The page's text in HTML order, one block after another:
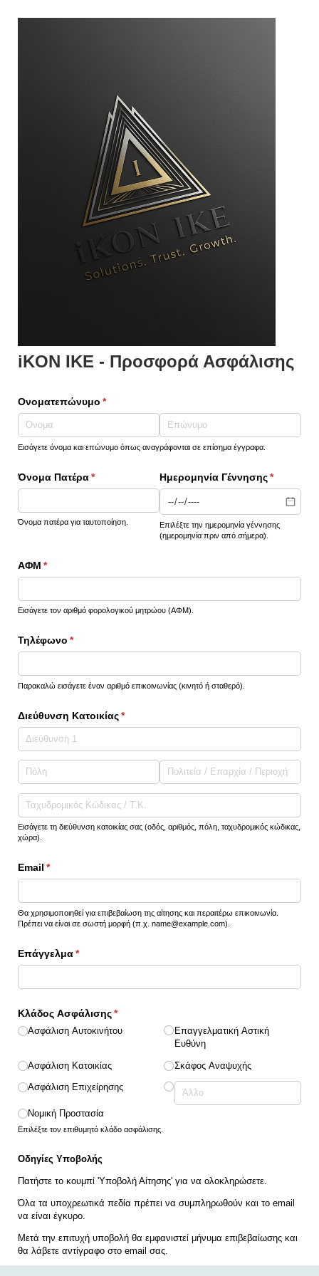
iKON IKE - Προσφορά Ασφάλισης
Ονοματεπώνυμο *
(υποχρεωτικό)
Εισάγετε όνομα και επώνυμο όπως αναγράφονται σε επίσημα έγγραφα.
Όνομα Πατέρα*
(υποχρεωτικό)
Όνομα πατέρα για ταυτοποίηση.
Ημερομηνία Γέννησης*
Επιλέξτε την ημερομηνία γέννησης
(ημερομηνία πριν από σήμερα).
ΑΦΜ *
(υποχρεωτικό)
Εισάγετε τον αριθμό φορολογικού μητρώου (ΑΦΜ).
Τηλέφωνο *
(υποχρεωτικό)
Παρακαλώ εισάγετε έναν αριθμό επικοινωνίας (κινητό ή σταθερό).
Διεύθυνση Κατοικίας*
(υποχρεωτικό)
Εισάγετε τη διεύθυνση κατοικίας σας (οδός, αριθμός, πόλη, ταχυδρομικός κώδικας,
χώρα).
Email *
(υποχρεωτικό)
Θα χρησιμοποιηθεί για επιβεβαίωση της αίτησης και περαιτέρω επικοινωνία.
Πρέπει να είναι σε σωστή μορφή (π.χ. name@example.com).
Επάγγελμα*
(υποχρεωτικό)
Κλάδος Ασφάλισης*
(υποχρεωτικό)
Ασφάλιση Αυτοκινήτου
Ασφάλιση Κατοικίας
Ασφάλιση Επιχείρησης
Νομική Προστασία
Επαγγελματική Αστική
Ευθύνη
Σκάφος Αναψυχής
Επιλέξτε τον επιθυμητό κλάδο ασφάλισης.
Οδηγίες Υποβολής
Πατήστε το κουμπί 'Υποβολή Αίτησης' για να ολοκληρώσετε.
Όλα τα υποχρεωτικά πεδία πρέπει να συμπληρωθούν και το email
να είναι έγκυρο.
Μετά την επιτυχή υποβολή θα εμφανιστεί μήνυμα επιβεβαίωσης και
θα λάβετε αντίγραφο στο email σας.